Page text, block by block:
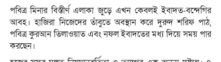
পবিত্র মিনার বিস্তীর্ণ এলাকা জুড়ে এখন কেবলই ইবাদত-বন্দেগির
আবহ। হাজিরা নিজেদের তাঁবুতে অবস্থান করে দুরুদ শরিফ পাঠ,
পবিত্র কুরআন তিলাওয়াত এবং নফল ইবাদতের মধ্য দিয়ে সময় পার
করছেন।